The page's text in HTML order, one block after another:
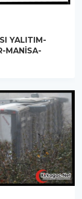
YALITIM-
MANİSA-